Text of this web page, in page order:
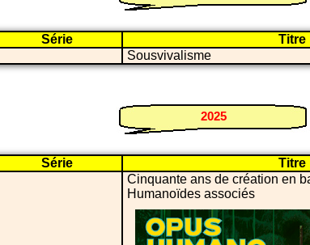
Série Titre
Sousvivalisme
2025
Série Titre
Cinquante ans de création en
Humanoïdes associés